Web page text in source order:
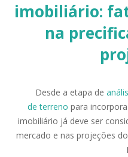
imobiliário:
na
Desde a etapa de
de terreno para
imobiliário já deve ser
mercado e nas projeções